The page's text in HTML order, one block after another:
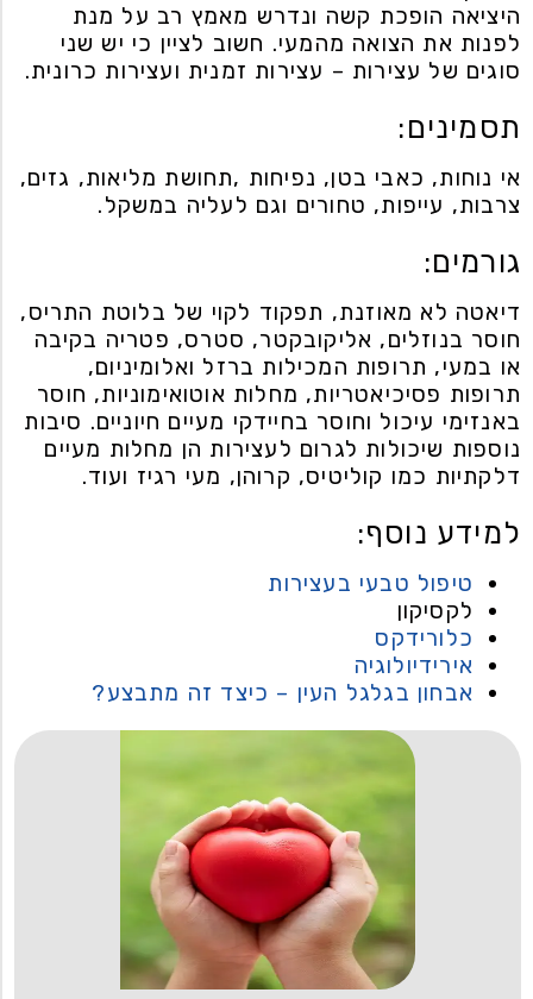
היציאה הופכת קשה ונדרש מאמץ רב על מנת
לפנות את הצואה מהמעי. חשוב לציין כי יש שני
סוגים של עצירות – עצירות זמנית ועצירות כרונית.
תסמינים:
אי נוחות, כאבי בטן, נפיחות ,תחושת מליאות, גזים,
צרבות, עייפות, טחורים וגם לעליה במשקל.
גורמים:
דיאטה לא מאוזנת, תפקוד לקוי של בלוטת התריס,
חוסר בנוזלים, אליקובקטר, סטרס, פטריה בקיבה
או במעי, תרופות המכילות ברזל ואלומיניום,
תרופות פסיכיאטריות, מחלות אוטואימוניות, חוסר
באנזימי עיכול וחוסר בחיידקי מעיים חיוניים. סיבות
נוספות שיכולות לגרום לעצירות הן מחלות מעיים
דלקתיות כמו קוליטיס, קרוהן, מעי רגיז ועוד.
למידע נוסף:
טיפול טבעי בעצירות
לקסיקון
כלורידקס
אירידיולוגיה
אבחון בגלגל העין – כיצד זה מתבצע?